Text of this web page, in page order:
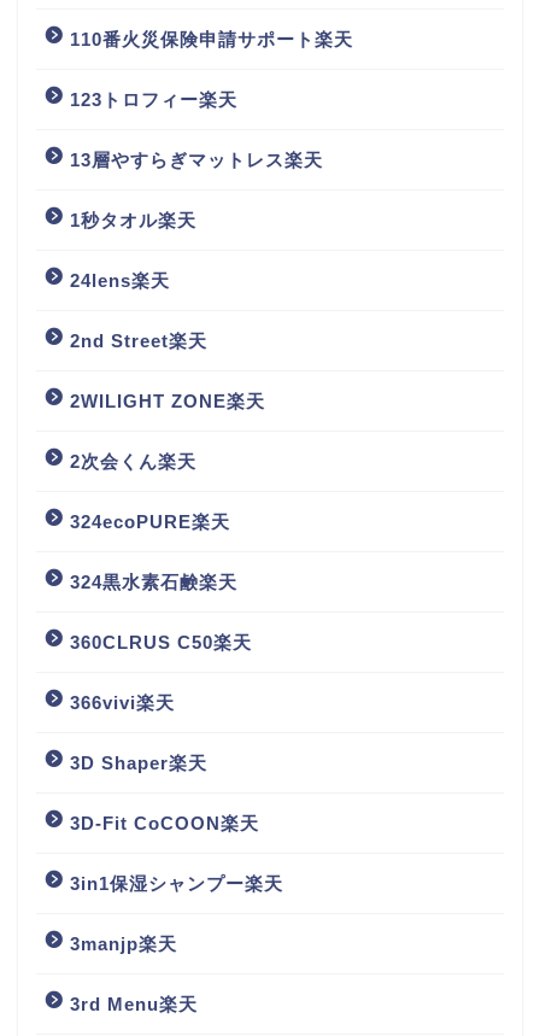
110番火災保険申請サポート楽天
123トロフィー楽天
13層やすらぎマットレス楽天
1秒タオル楽天
24lens楽天
2nd Street楽天
2WILIGHT ZONE楽天
2次会くん楽天
324ecoPURE楽天
324黒水素石鹸楽天
360CLRUS C50楽天
366vivi楽天
3D Shaper楽天
3D-Fit CoCOON楽天
3in1保湿シャンプー楽天
3manjp楽天
3rd Menu楽天